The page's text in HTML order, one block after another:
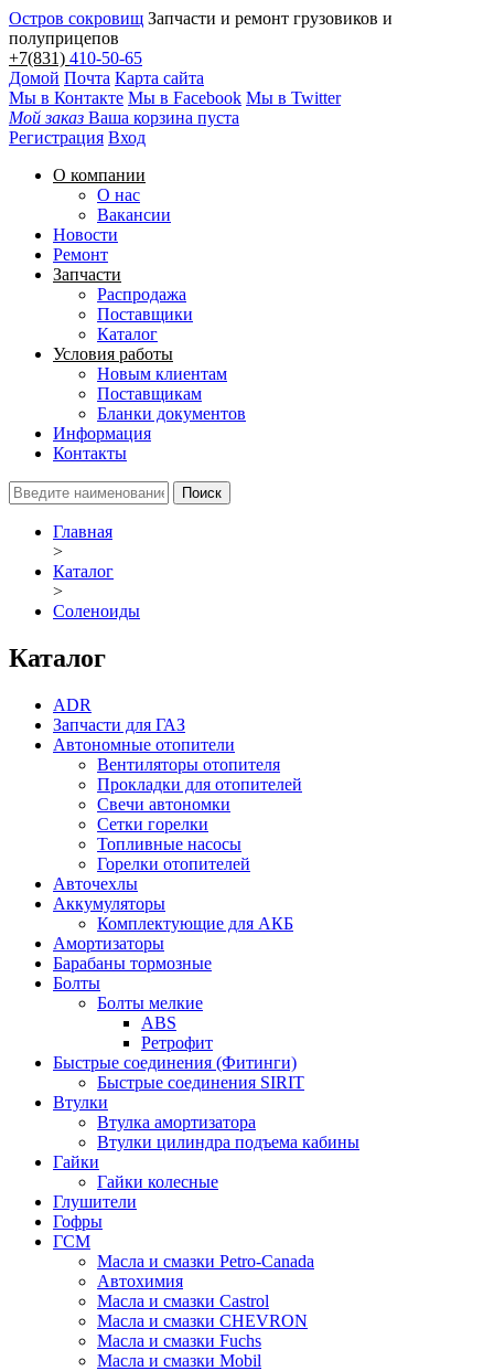
Остров сокровищ Запчасти и ремонт грузовиков и
полуприцепов
+7(831) 410-50-65
Домой Почта Карта сайта
Мы в Контакте Мы в Facebook Мы в Twitter
Мой заказ Ваша корзина пуста
Регистрация Вход
О компании
О нас
Вакансии
Новости
Ремонт
Запчасти
Распродажа
Поставщики
Каталог
Условия работы
Новым клиентам
Поставщикам
Бланки документов
Информация
Контакты
Главная
>
Каталог
>
Соленоиды
Каталог
ADR
Запчасти для ГАЗ
Автономные отопители
Вентиляторы отопителя
Прокладки для отопителей
Свечи автономки
Сетки горелки
Топливные насосы
Горелки отопителей
Авточехлы
Аккумуляторы
Комплектующие для АКБ
Амортизаторы
Барабаны тормозные
Болты
Болты мелкие
ABS
Ретрофит
Быстрые соединения (Фитинги)
Быстрые соединения SIRIT
Втулки
Втулка амортизатора
Втулки цилиндра подъема кабины
Гайки
Гайки колесные
Глушители
Гофры
ГСМ
Масла и смазки Petro-Canada
Автохимия
Масла и смазки Castrol
Масла и смазки CHEVRON
Масла и смазки Fuchs
Масла и смазки Mobil